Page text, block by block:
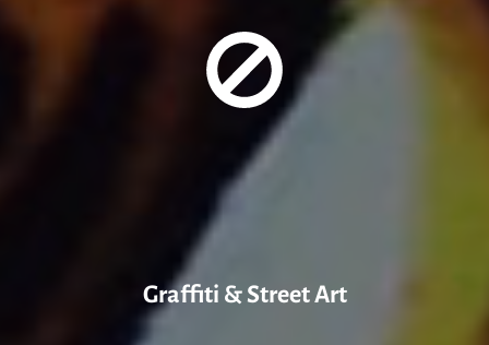
Graffiti & Street Art